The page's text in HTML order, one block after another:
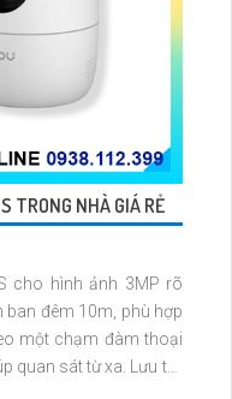
TRONG NHÀ GIÁ RẺ
cho hình ảnh 3MP rõ
ban đêm 10m, phù hợp
sát từ xa. Lưu trữ